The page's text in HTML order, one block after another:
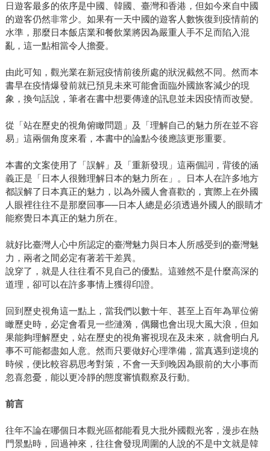
日遊客最多的依序是中國、韓國、臺灣和香港，但如今來自中國
的遊客仍然非常少。如果有一天中國的遊客人數恢復到疫情前的
水準，那麼日本飯店業和餐飲業將因為嚴重人手不足而陷入混
亂，這一點相當令人擔憂。
由此可知，觀光業在新冠疫情前後所處的狀況截然不同。然而本
書早在疫情爆發前就已預見未來可能會面臨外國旅客減少的現
象，換句話說，筆者在書中想要傳達的訊息並未因疫情而改變。
從「站在歷史的視角俯瞰問題」及「理解自己的魅力所在並不容
易」這兩個角度來看，本書中的論點今後應該更形重要。
本書的文案使用了「誤解」及「重新發現」這兩個詞，背後的涵
義正是「日本人很難理解日本的魅力所在」。日本人在許多地方
都誤解了日本真正的魅力，以為外國人會喜歡的，實際上在外國
人眼裡往往不是那麼回事──日本人總是必須透過外國人的眼睛才
能察覺日本真正的魅力所在。
就好比臺灣人心中所認定的臺灣魅力與日本人所感受到的臺灣魅
力，兩者之間必定有著若干差異。
說穿了，就是人往往看不見自己的優點。這雖然不是什麼高深的
道理，卻可以在許多事情上獲得印證。
回到歷史視角這一點上，當我們以數十年、甚至上百年為單位俯
瞰歷史時，必定會看見一些漣漪，偶爾也會出現大風大浪，但如
果能夠理解歷史，站在歷史的視角審視現在及未來，就會明白凡
事不可能都盡如人意。然而只要做好心理準備，當真遇到逆境的
時候，便比較容易思考對策，不會一天到晚因為眼前的大小事而
忽喜忽憂，能以更冷靜的態度審慎觀察及行動。
前言
往年不論在哪個日本觀光區都能看見大批外國觀光客，漫步在熱
門景點時，回過神來，往往會發現周圍的人說的不是中文就是韓